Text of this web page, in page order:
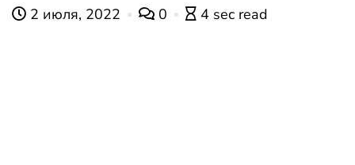
2 июля, 2022 0 4 sec read